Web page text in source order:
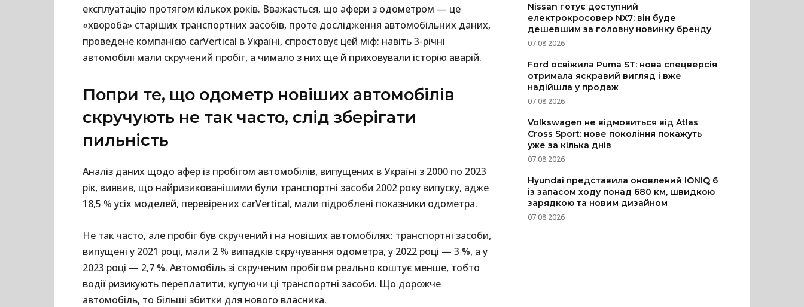
експлуатацію протягом кількох років. Вважається, що афери з одометром — це
«хвороба» старіших транспортних засобів, проте дослідження автомобільних даних,
проведене компанією carVertical в Україні, спростовує цей міф: навіть 3-річні
автомобілі мали скручений пробіг, а чимало з них ще й приховували історію аварій.
Попри те, що одометр новіших автомобілів
скручують не так часто, слід зберігати
пильність
Аналіз даних щодо афер із пробігом автомобілів, випущених в Україні з 2000 по 2023
рік, виявив, що найризикованішими були транспортні засоби 2002 року випуску, адже
18,5 % усіх моделей, перевірених carVertical, мали підроблені показники одометра.
Не так часто, але пробіг був скручений і на новіших автомобілях: транспортні засоби,
випущені у 2021 році, мали 2 % випадків скручування одометра, у 2022 році — 3 %, а у
2023 році — 2,7 %. Автомобіль зі скрученим пробігом реально коштує менше, тобто
водії ризикують переплатити, купуючи ці транспортні засоби. Що дорожче
автомобіль, то більші збитки для нового власника.
Nissan готує доступний
електрокросовер NX7: він буде
дешевшим за головну новинку бренду
07.08.2026
Ford освіжила Puma ST: нова спецверсія
отримала яскравий вигляд і вже
надійшла у продаж
07.08.2026
Volkswagen не відмовиться від Atlas
Cross Sport: нове покоління покажуть
уже за кілька днів
07.08.2026
Hyundai представила оновлений IONIQ 6
із запасом ходу понад 680 км, швидкою
зарядкою та новим дизайном
07.08.2026